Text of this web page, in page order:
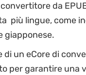
da
più lingue, come
giapponese.
di un eCore di
per garantire una